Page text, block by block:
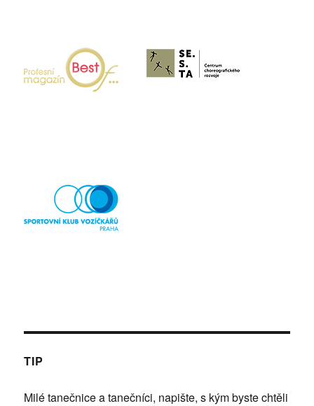
TIP
Milé tanečnice a tanečníci, napište, s kým byste chtěli